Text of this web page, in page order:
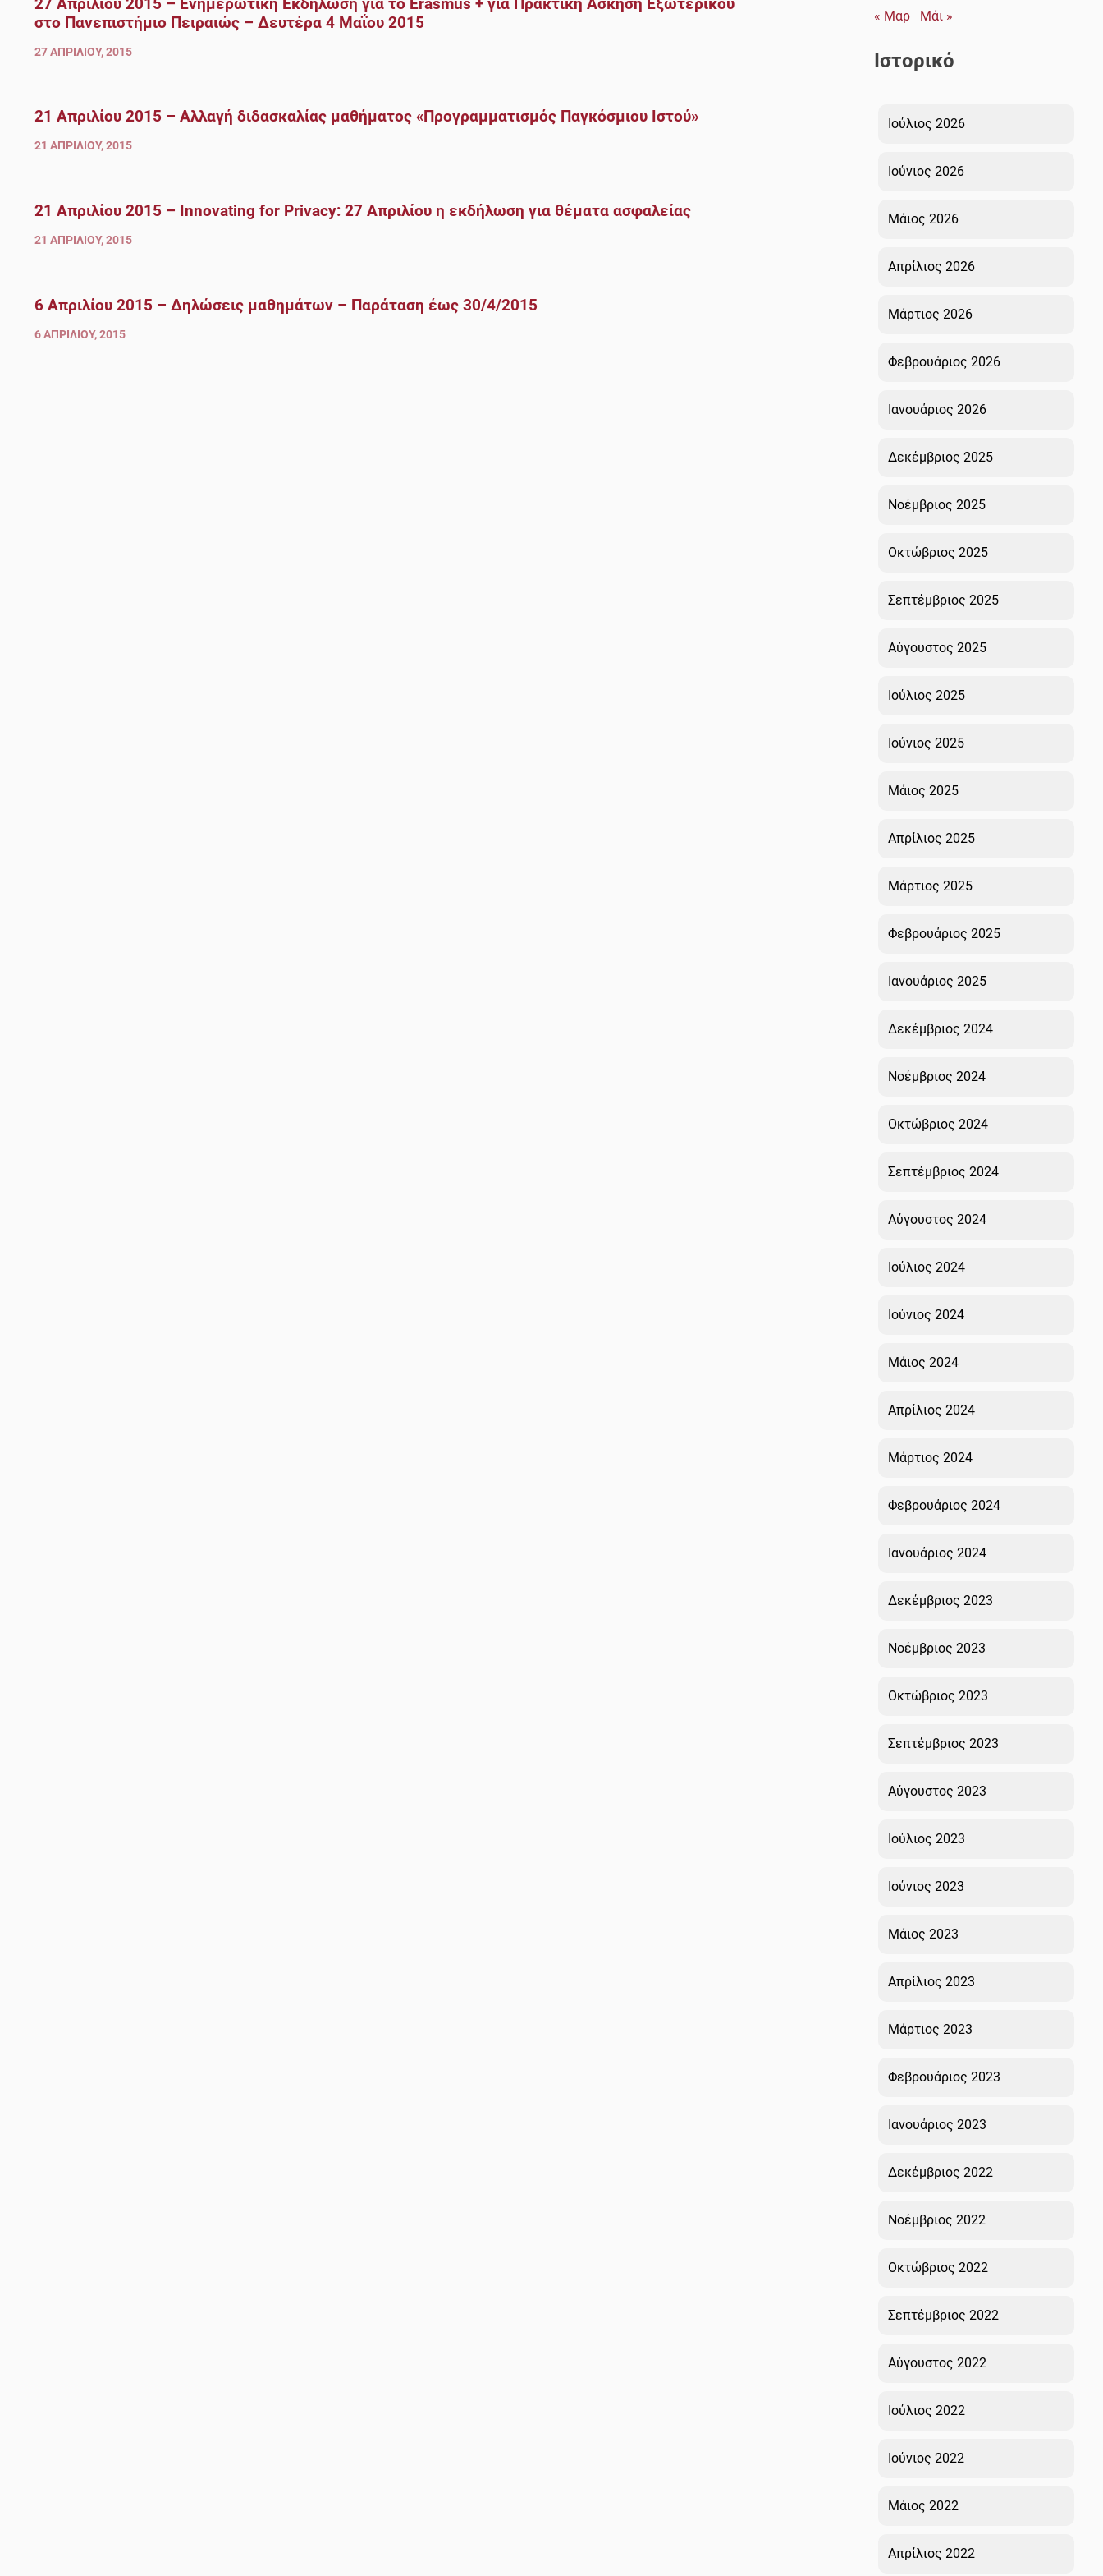
στο Πανεπιστήμιο Πειραιώς – Δευτέρα 4 Μαΐου 2015
27 ΑΠΡΙΛΊΟΥ, 2015
21 Απριλίου 2015 – Αλλαγή διδασκαλίας μαθήματος «Προγραμματισμός Παγκόσμιου Ιστού»
21 ΑΠΡΙΛΊΟΥ, 2015
21 Απριλίου 2015 – Innovating for Privacy: 27 Απριλίου η εκδήλωση για θέματα ασφαλείας
21 ΑΠΡΙΛΊΟΥ, 2015
6 Απριλίου 2015 – Δηλώσεις μαθημάτων – Παράταση έως 30/4/2015
6 ΑΠΡΙΛΊΟΥ, 2015
« Μαρ
Μάι »
Ιστορικό
Ιούλιος 2026
Ιούνιος 2026
Μάιος 2026
Απρίλιος 2026
Μάρτιος 2026
Φεβρουάριος 2026
Ιανουάριος 2026
Δεκέμβριος 2025
Νοέμβριος 2025
Οκτώβριος 2025
Σεπτέμβριος 2025
Αύγουστος 2025
Ιούλιος 2025
Ιούνιος 2025
Μάιος 2025
Απρίλιος 2025
Μάρτιος 2025
Φεβρουάριος 2025
Ιανουάριος 2025
Δεκέμβριος 2024
Νοέμβριος 2024
Οκτώβριος 2024
Σεπτέμβριος 2024
Αύγουστος 2024
Ιούλιος 2024
Ιούνιος 2024
Μάιος 2024
Απρίλιος 2024
Μάρτιος 2024
Φεβρουάριος 2024
Ιανουάριος 2024
Δεκέμβριος 2023
Νοέμβριος 2023
Οκτώβριος 2023
Σεπτέμβριος 2023
Αύγουστος 2023
Ιούλιος 2023
Ιούνιος 2023
Μάιος 2023
Απρίλιος 2023
Μάρτιος 2023
Φεβρουάριος 2023
Ιανουάριος 2023
Δεκέμβριος 2022
Νοέμβριος 2022
Οκτώβριος 2022
Σεπτέμβριος 2022
Αύγουστος 2022
Ιούλιος 2022
Ιούνιος 2022
Μάιος 2022
Απρίλιος 2022